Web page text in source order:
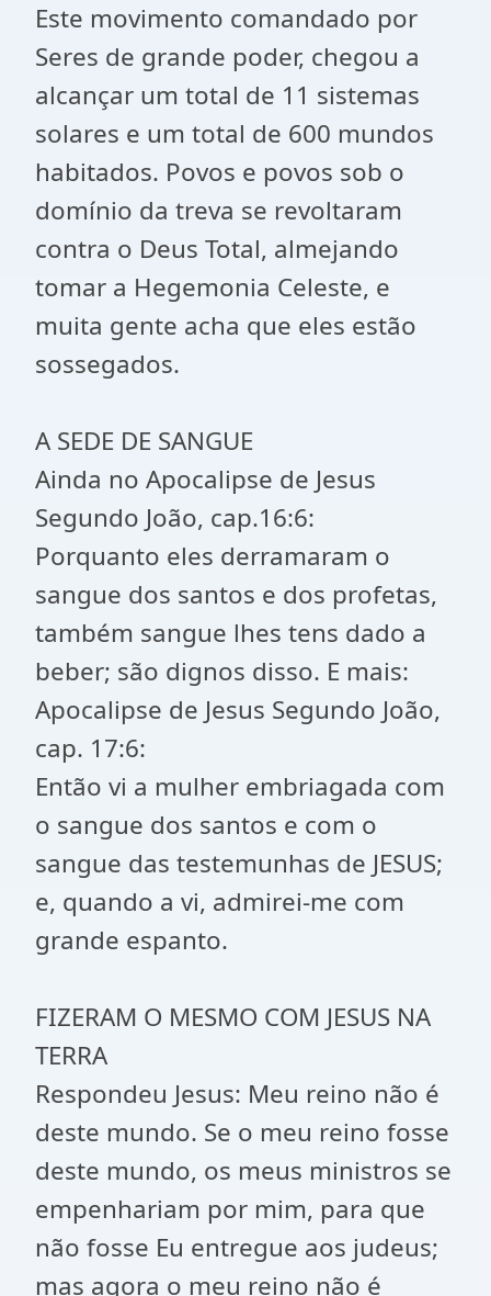
Este movimento comandado por
Seres de grande poder, chegou a
alcançar um total de 11 sistemas
solares e um total de 600 mundos
habitados. Povos e povos sob o
domínio da treva se revoltaram
contra o Deus Total, almejando
tomar a Hegemonia Celeste, e
muita gente acha que eles estão
sossegados.
A SEDE DE SANGUE
Ainda no Apocalipse de Jesus
Segundo João, cap.16:6:
Porquanto eles derramaram o
sangue dos santos e dos profetas,
também sangue lhes tens dado a
beber; são dignos disso. E mais:
Apocalipse de Jesus Segundo João,
cap. 17:6:
Então vi a mulher embriagada com
o sangue dos santos e com o
sangue das testemunhas de JESUS;
e, quando a vi, admirei-me com
grande espanto.
FIZERAM O MESMO COM JESUS NA
TERRA
Respondeu Jesus: Meu reino não é
deste mundo. Se o meu reino fosse
deste mundo, os meus ministros se
empenhariam por mim, para que
não fosse Eu entregue aos judeus;
mas agora o meu reino não é